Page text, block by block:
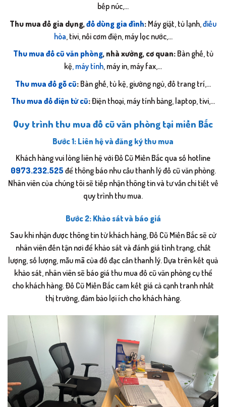
bếp núc,…
Thu mua đồ gia dụng,đồ dùng gia đình: Máy giặt, tủ lạnh, điều
hòa , tivi, nồi cơm điện, máy lọc nước,…
Thu mua đồ cũ văn phòng, nhà xưởng, cơ quan:Bàn ghế, tủ
kệ, máy tính, máy in, máy fax,…
Thu mua đồ gỗ cũ: Bàn ghế, tủ kệ, giường ngủ, đồ trang trí,…
Thu mua đồ điện tử cũ:Điện thoại, máy tính bảng, laptop, tivi,…
Quy trình thu mua đồ cũ văn phòng tại miền Bắc
Bước 1: Liên hệ và đăng ký thu mua
Khách hàng vui lòng liên hệ với Đồ Cũ Miền Bắc qua số hotline
0973.232.525 để thông báo nhu cầu thanh lý đồ cũ văn phòng.
Nhân viên của chúng tôi sẽ tiếp nhận thông tin và tư vấn chi tiết về
quy trình thu mua.
Bước 2: Khảo sát và báo giá
Sau khi nhận được thông tin từ khách hàng, Đồ Cũ Miền Bắc sẽ cử
nhân viên đến tận nơi để khảo sát và đánh giá tình trạng, chất
lượng, số lượng, mẫu mã của đồ đạc cần thanh lý. Dựa trên kết quả
khảo sát, nhân viên sẽ báo giá thu mua đồ cũ văn phòng cụ thể
cho khách hàng. Đồ Cũ Miền Bắc cam kết giá cả cạnh tranh nhất
thị trường, đảm bảo lợi ích cho khách hàng.